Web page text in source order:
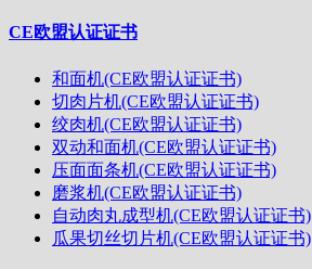
CE欧盟认证证书
和面机(CE欧盟认证证书)
切肉片机(CE欧盟认证证书)
绞肉机(CE欧盟认证证书)
双动和面机(CE欧盟认证证书)
压面面条机(CE欧盟认证证书)
磨浆机(CE欧盟认证证书)
自动肉丸成型机(CE欧盟认证证书)
瓜果切丝切片机(CE欧盟认证证书)